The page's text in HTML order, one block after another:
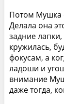
Потом Мушка
Делала она
задние
кружилась,
фокусам, а
ладоши и
внимание
даже тогда,